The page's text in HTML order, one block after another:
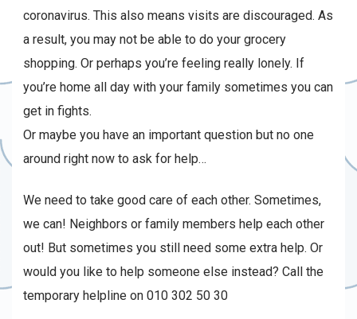
coronavirus. This also means visits are discouraged. As
a result, you may not be able to do your grocery
shopping. Or perhaps you’re feeling really lonely. If
you’re home all day with your family sometimes you can
get in fights.
Or maybe you have an important question but no one
around right now to ask for help…
We need to take good care of each other. Sometimes,
we can! Neighbors or family members help each other
out! But sometimes you still need some extra help. Or
would you like to help someone else instead? Call the
temporary helpline on 010 302 50 30